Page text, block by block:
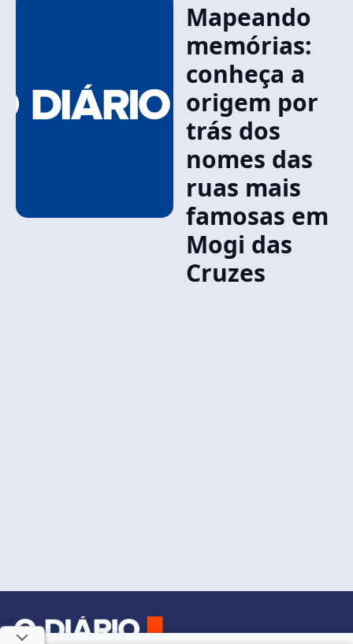
Mapeando
memórias:
conheça a
origem por
trás dos
nomes das
ruas mais
famosas em
Mogi das
Cruzes